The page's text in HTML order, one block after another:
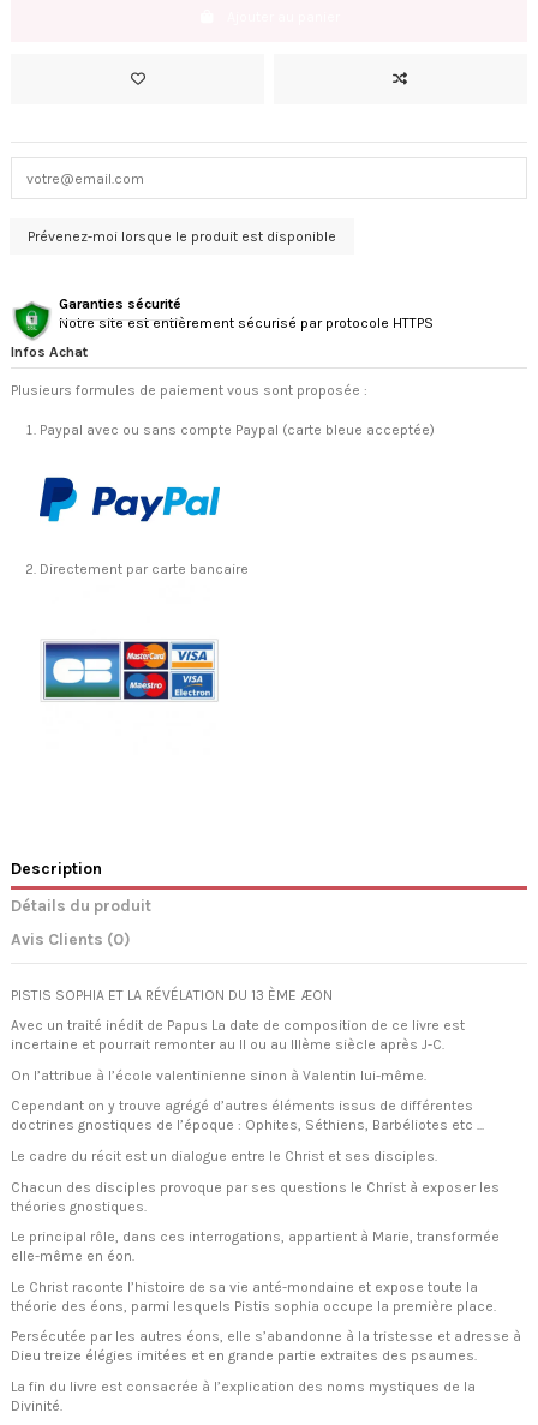
Garanties sécurité
Notre site est entièrement sécurisé par protocole HTTPS
Infos Achat
Plusieurs formules de paiement vous sont proposée :
Paypal avec ou sans compte Paypal (carte bleue acceptée)
Directement par carte bancaire
Description
Détails du produit
Avis Clients (0)
PISTIS SOPHIA ET LA RÉVÉLATION DU 13 ÈME ÆON
Avec un traité inédit de Papus La date de composition de ce livre est
incertaine et pourrait remonter au II ou au IIIème siècle après J-C.
On l’attribue à l’école valentinienne sinon à Valentin lui-même.
Cependant on y trouve agrégé d’autres éléments issus de différentes
doctrines gnostiques de l’époque : Ophites, Séthiens, Barbéliotes etc ...
Le cadre du récit est un dialogue entre le Christ et ses disciples.
Chacun des disciples provoque par ses questions le Christ à exposer les
théories gnostiques.
Le principal rôle, dans ces interrogations, appartient à Marie, transformée
elle-même en éon.
Le Christ raconte l’histoire de sa vie anté-mondaine et expose toute la
théorie des éons, parmi lesquels Pistis sophia occupe la première place.
Persécutée par les autres éons, elle s’abandonne à la tristesse et adresse à
Dieu treize élégies imitées et en grande partie extraites des psaumes.
La fin du livre est consacrée à l’explication des noms mystiques de la
Divinité.